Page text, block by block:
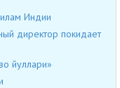
Индии
директор покидает
йуллари»